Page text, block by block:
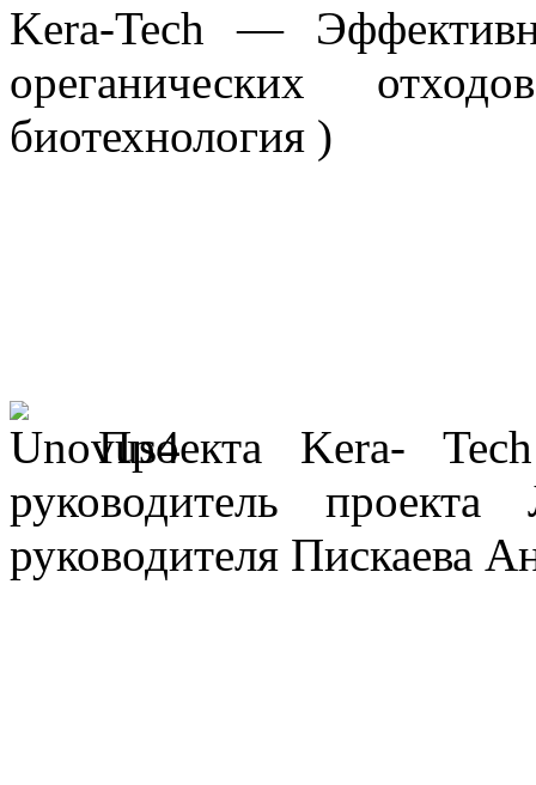
Kera-Tech —
ореганических
биотехнология )
Проекта Kera-
руководитель
руководителя Пискаева